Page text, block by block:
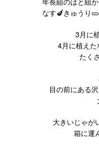
なす🍆きゅうり
3月に
4月に植え
たく
目の前にある
大きいじゃが
箱に運